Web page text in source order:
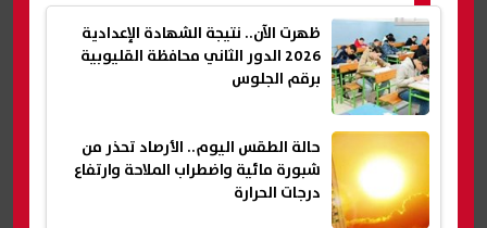
ظهرت الآن.. نتيجة الشهادة الإعدادية
2026 الدور الثاني محافظة القليوبية
برقم الجلوس
حالة الطقس اليوم.. الأرصاد تحذر من
شبورة مائية واضطراب الملاحة وارتفاع
درجات الحرارة